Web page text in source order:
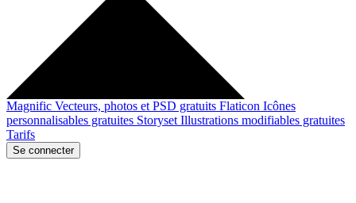
Magnific Vecteurs, photos et PSD gratuits Flaticon Icônes
personnalisables gratuites Storyset Illustrations modifiables gratuites
Tarifs
Se connecter